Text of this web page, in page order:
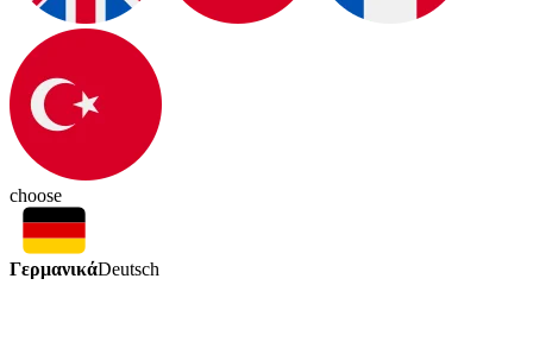
choose
ΓερμανικάDeutsch